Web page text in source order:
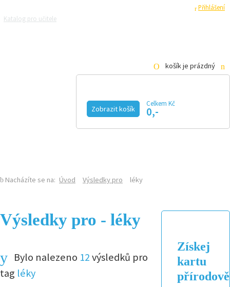
Přihlášení
Katalog pro učitele
košík je prázdný
Zobrazit košík
Celkem Kč
0,-
Nacházíte se na: Úvod Výsledky pro léky
Výsledky pro - léky
Bylo nalezeno 12výsledků pro
tag léky
Získej
kartu